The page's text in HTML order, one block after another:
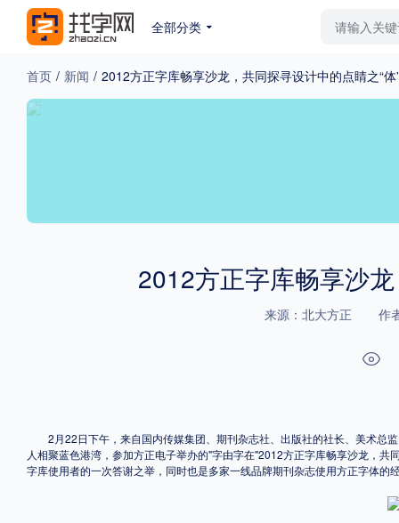
全部分类
最新字体 排行榜
外观
格式
.TTF .OTF
首页 / 新闻 / 2012方正字库畅享沙龙，共同探寻设计中的点睛之“体
2012方正字库畅享沙
来源：北大方正 作
2月22日下午，来自国内传媒集团、期刊杂志社、出版社的社长、美术总
人相聚蓝色港湾，参加方正电子举办的"字由字在"2012方正字库畅享沙龙，
字库使用者的一次答谢之举，同时也是多家一线品牌期刊杂志使用方正字体的